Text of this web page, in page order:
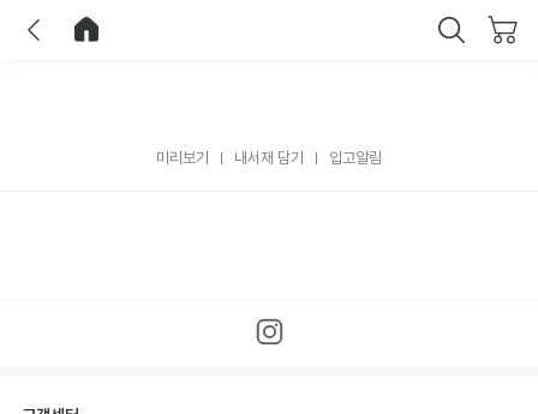
미리보기 내서재 담기 입고알림